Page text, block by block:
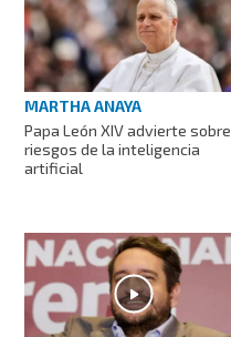
MARTHA ANAYA
Papa León XIV advierte sobre
riesgos de la inteligencia
artificial